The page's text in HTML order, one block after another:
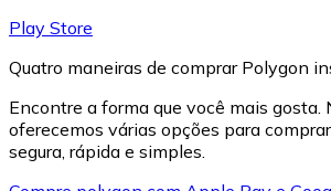
Play Store
Quatro maneiras de comprar Polygon
Encontre a forma que você mais gosta.
oferecemos várias opções para
segura, rápida e simples.